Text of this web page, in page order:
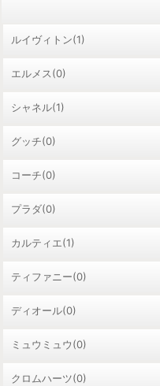
ルイヴィトン(1)
エルメス(0)
シャネル(1)
グッチ(0)
コーチ(0)
プラダ(0)
カルティエ(1)
ティファニー(0)
ディオール(0)
ミュウミュウ(0)
クロムハーツ(0)